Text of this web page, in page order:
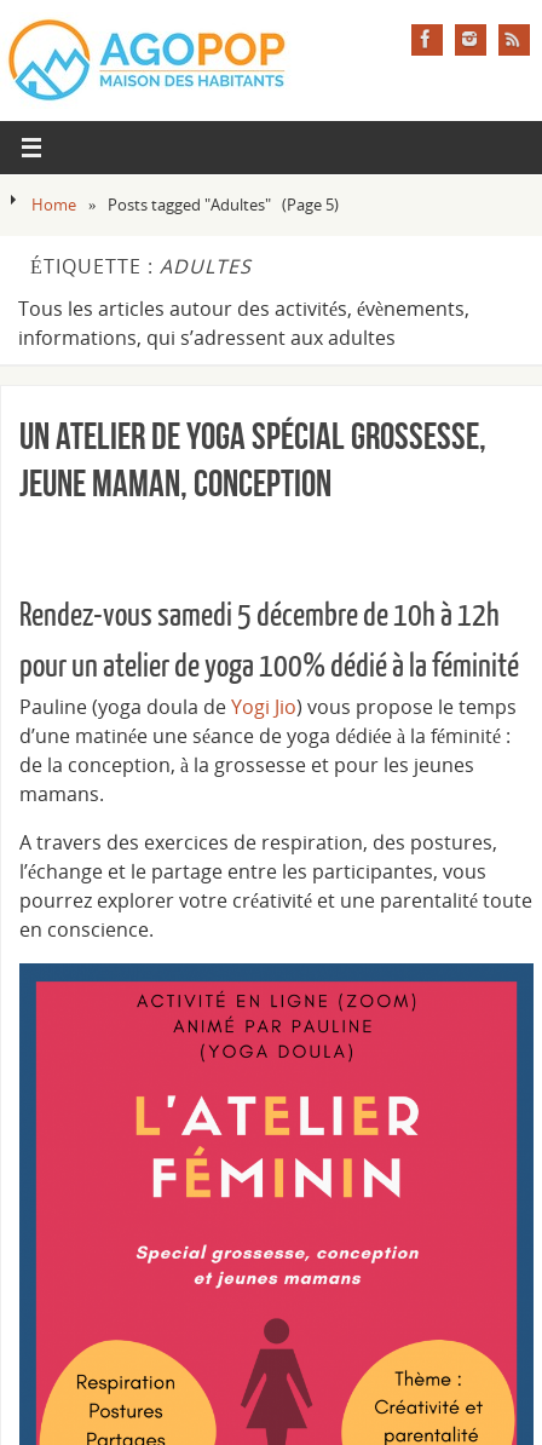
Home » Posts tagged "Adultes" (Page 5)
ÉTIQUETTE : ADULTES
Tous les articles autour des activités, évènements,
informations, qui s’adressent aux adultes
Un atelier de yoga spécial grossesse,
jeune maman, conception
Rendez-vous samedi 5 décembre de 10h à 12h
pour un atelier de yoga 100% dédié à la féminité
Pauline (yoga doula deYogi Jio) vous propose le temps
d’une matinée une séance de yoga dédiée à la féminité :
de la conception, à la grossesse et pour les jeunes
mamans.
A travers des exercices de respiration, des postures,
l’échange et le partage entre les participantes, vous
pourrez explorer votre créativité et une parentalité toute
en conscience.